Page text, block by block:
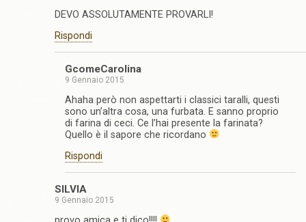
DEVO ASSOLUTAMENTE PROVARLI!
Rispondi
GcomeCarolina
9 Gennaio 2015
Ahaha però non aspettarti i classici taralli, questi
sono un’altra cosa, una furbata. E sanno proprio
di farina di ceci. Ce l’hai presente la farinata?
Quello è il sapore che ricordano
Rispondi
SILVIA
9 Gennaio 2015